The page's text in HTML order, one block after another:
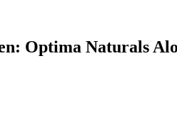
Optima Naturals